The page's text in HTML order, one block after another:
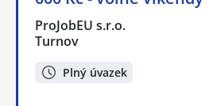
ProJobEU s.r.o.
Turnov
Plný úvazek